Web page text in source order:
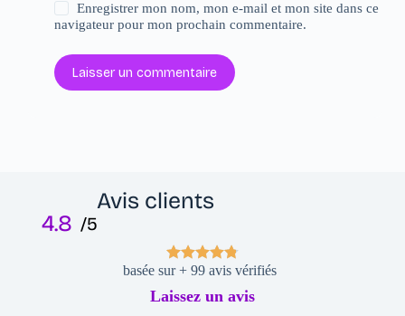
Enregistrer mon nom, mon e-mail et mon site dans ce
navigateur pour mon prochain commentaire.
Laisser un commentaire
Avis clients
4.8 /5
basée sur + 99 avis vérifiés
Laissez un avis